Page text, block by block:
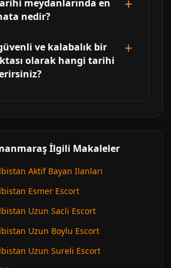
meydanlarında en
nedir?
ve kalabalık bir
olarak hangi tarihi
İlgili Makaleler
Aktif Bayan Ilanlari
Esmer Escort
Uzun Sacli Escort
Uzun Boylu Escort
Uzun Sureli Escort